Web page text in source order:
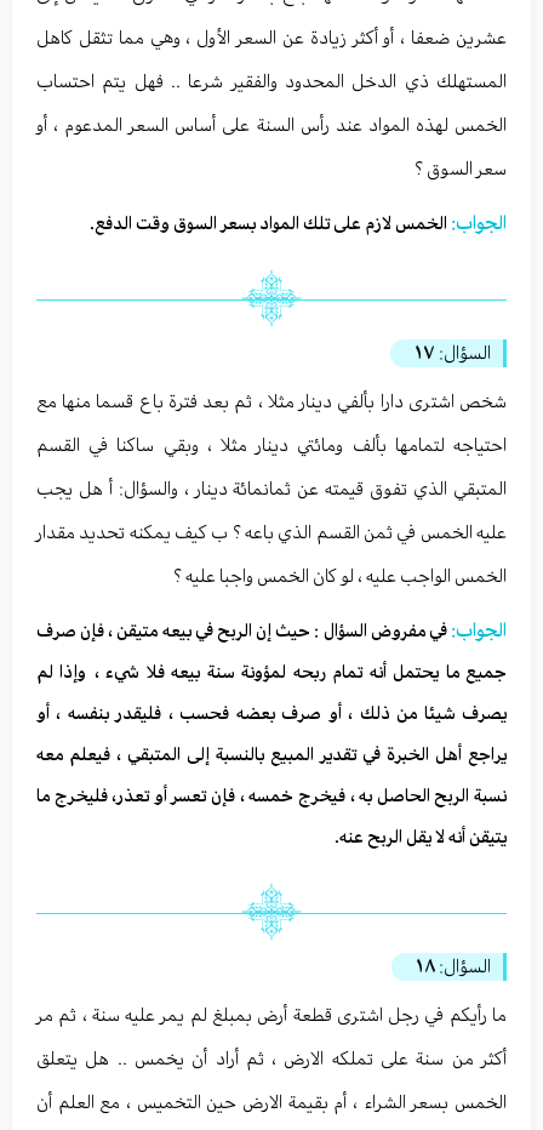
عشرين ضعفا ، أو أكثر زيادة عن السعر الأول ، وهي مما تثقل كاهل
المستهلك ذي الدخل المحدود والفقير شرعا .. فهل يتم احتساب
الخمس لهذه المواد عند رأس السنة على أساس السعر المدعوم ، أو
سعر السوق ؟
الجواب: الخمس لازم على تلك المواد بسعر السوق وقت الدفع.
السؤال: ١٧
شخص اشترى دارا بألفي دينار مثلا ، ثم بعد فترة باع قسما منها مع
احتياجه لتمامها بألف ومائتي دينار مثلا ، وبقي ساكنا في القسم
المتبقي الذي تفوق قيمته عن ثمانمائة دينار ، والسؤال: أ هل يجب
عليه الخمس في ثمن القسم الذي باعه ؟ ب كيف يمكنه تحديد مقدار
الخمس الواجب عليه ، لو كان الخمس واجبا عليه ؟
الجواب:في مفروض السؤال : حيث إن الربح في بيعه متيقن ، فإن صرف
جميع ما يحتمل أنه تمام ربحه لمؤونة سنة بيعه فلا شيء ، وإذا لم
يصرف شيئا من ذلك ، أو صرف بعضه فحسب ، فليقدر بنفسه ، أو
يراجع أهل الخبرة في تقدير المبيع بالنسبة إلى المتبقي ، فيعلم معه
نسبة الربح الحاصل به ، فيخرج خمسه ، فإن تعسر أو تعذر، فليخرج ما
يتيقن أنه لا يقل الربح عنه.
السؤال: ١٨
ما رأيكم في رجل اشترى قطعة أرض بمبلغ لم يمر عليه سنة ، ثم مر
أكثر من سنة على تملكه الارض ، ثم أراد أن يخمس .. هل يتعلق
الخمس بسعر الشراء ، أم بقيمة الارض حين التخميس ، مع العلم أن